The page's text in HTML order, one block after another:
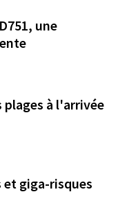
une
à l'arrivée
giga-risques